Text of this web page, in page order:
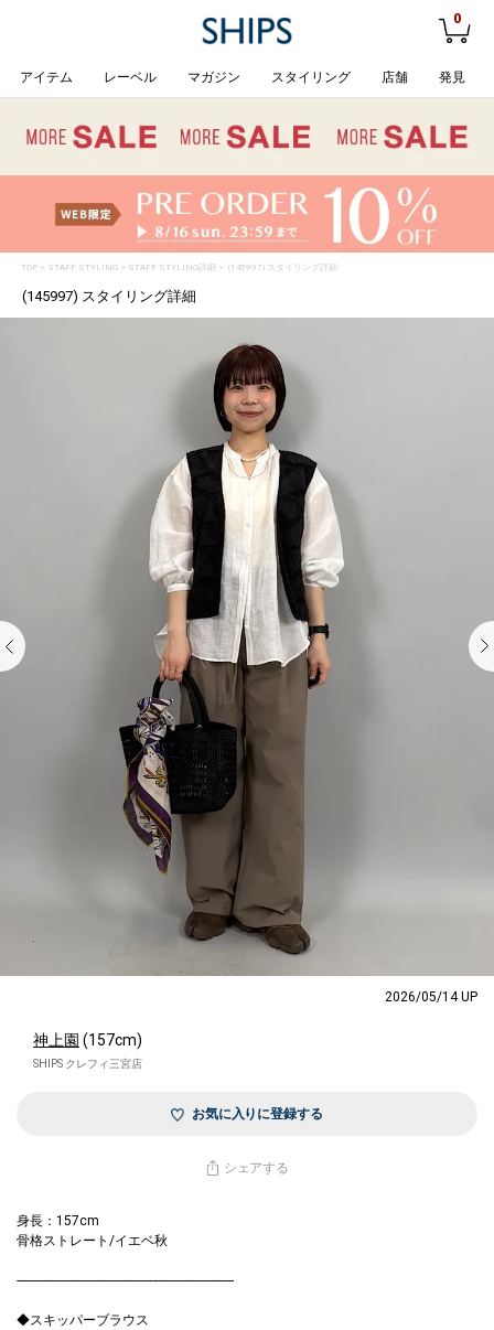
0
アイテム レーベル マガジン スタイリング 店舗 発見
TOP> STAFF STYLING> STAFF STYLING詳細 > (145997) スタイリング詳細
(145997) スタイリング詳細
2026/05/14 UP
神上園 (157cm)
SHIPS クレフィ三宮店
お気に入りに登録する
シェアする
身長：157cm
骨格ストレート/イエベ秋
------------------------------------------------------------------
◆スキッパーブラウス